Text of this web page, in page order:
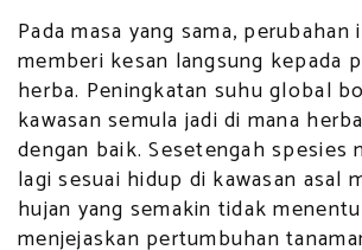
Pada masa yang sama,
memberi kesan langsung kepada
herba. Peningkatan suhu global
kawasan semula jadi di mana
dengan baik. Sesetengah spesies
lagi sesuai hidup di kawasan asal
hujan yang semakin tidak
menjejaskan pertumbuhan